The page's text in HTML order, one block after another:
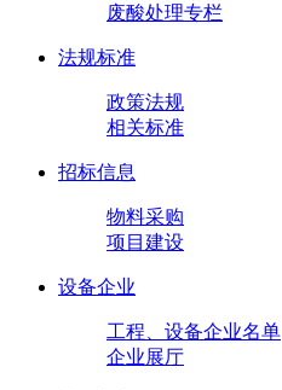
废酸处理专栏
法规标准
政策法规
相关标准
招标信息
物料采购
项目建设
设备企业
工程、设备企业名单
企业展厅